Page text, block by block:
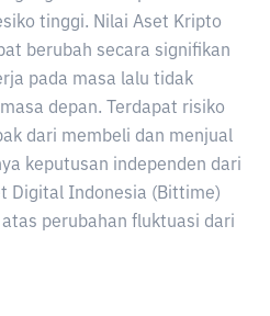
tinggi. Nilai Aset Kripto
berubah secara signifikan
pada masa lalu tidak
depan. Terdapat risiko
dari membeli dan menjual
keputusan independen dari
Digital Indonesia (Bittime)
perubahan fluktuasi dari